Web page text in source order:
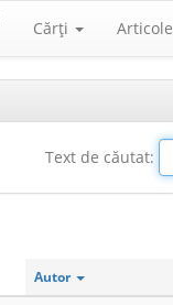
Cărţi Articole
Text de căutat:
Autor